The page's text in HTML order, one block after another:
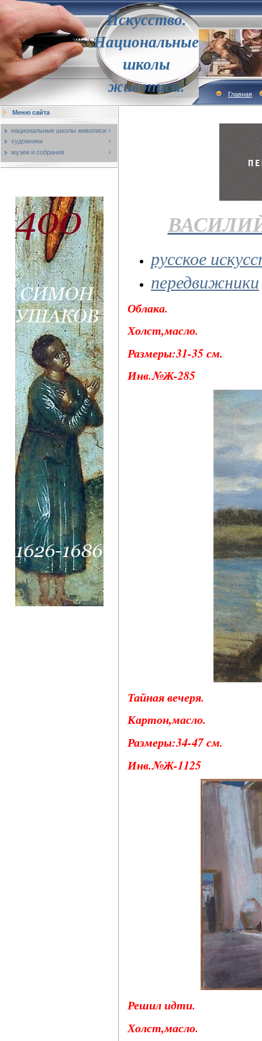
Искусство.
Национальные
школы
живописи.
Главная
Меню сайта
национальные школы живописи
художники
музеи и собрания
русское
передвижники
Облака.
Холст,масло.
Размеры:31-35 см.
Инв.№Ж-285
Тайная вечеря.
Картон,масло.
Размеры:34-47 см.
Инв.№Ж-1125
Решил идти.
Холст,масло.